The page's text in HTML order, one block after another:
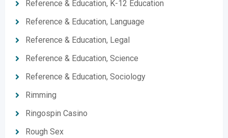
Reference & Education, K-12 Education
Reference & Education, Language
Reference & Education, Legal
Reference & Education, Science
Reference & Education, Sociology
Rimming
Ringospin Casino
Rough Sex